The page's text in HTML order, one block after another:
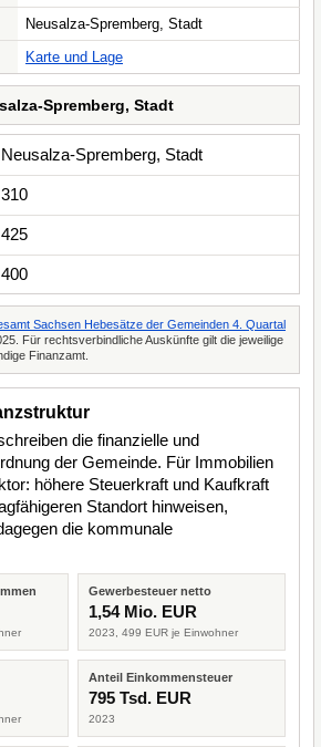
Neusalza-Spremberg, Stadt
Karte und Lage
Spremberg, Stadt
Neusalza-Spremberg, Stadt
310
425
400
Sachsen Hebesätze der Gemeinden 4. Quartal
Für rechtsverbindliche Auskünfte gilt die jeweilige
Finanzamt.
die finanzielle und
der Gemeinde. Für Immobilien
höhere Steuerkraft und Kaufkraft
Standort hinweisen,
die kommunale
Gewerbesteuer netto
1,54 Mio. EUR
2023, 499 EUR je Einwohner
Anteil Einkommensteuer
795 Tsd. EUR
2023